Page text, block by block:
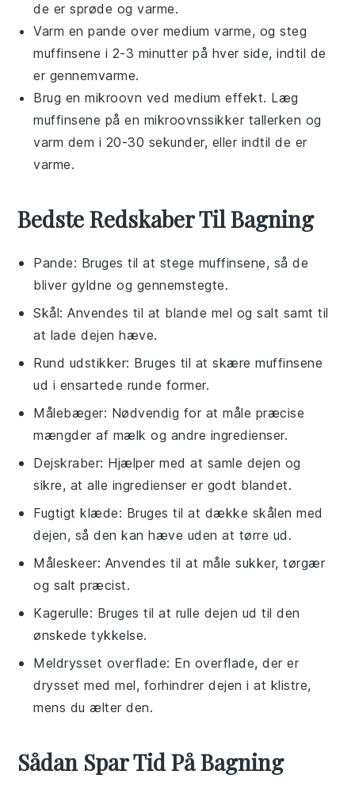
de er sprøde og varme.
Varm enpande over medium varme, og steg
muffinsene i 2-3 minutter på hver side, indtil de
er gennemvarme.
Brug enmikroovn ved medium effekt. Læg
muffinsene på en mikroovnssikker tallerken og
varm dem i 20-30 sekunder, eller indtil de er
varme.
Bedste Redskaber Til Bagning
Pande: Bruges til at stege muffinsene, så de
bliver gyldne og gennemstegte.
Skål: Anvendes til at blande mel og salt samt til
at lade dejen hæve.
Rund udstikker: Bruges til at skære muffinsene
ud i ensartede runde former.
Målebæger: Nødvendig for at måle præcise
mængder af mælk og andre ingredienser.
Dejskraber: Hjælper med at samle dejen og
sikre, at alle ingredienser er godt blandet.
Fugtigt klæde: Bruges til at dække skålen med
dejen, så den kan hæve uden at tørre ud.
Måleskeer: Anvendes til at måle sukker, tørgær
og salt præcist.
Kagerulle: Bruges til at rulle dejen ud til den
ønskede tykkelse.
Meldrysset overflade: En overflade, der er
drysset med mel, forhindrer dejen i at klistre,
mens du ælter den.
Sådan Spar Tid På Bagning